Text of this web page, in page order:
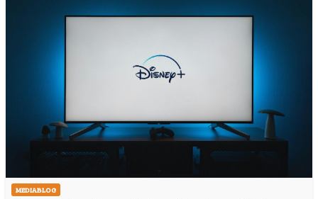
MEDIABLOG